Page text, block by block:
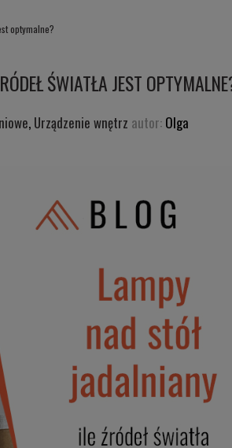
optymalne?
ŚWIATŁA JEST
, Urządzenie wnętrz autor: Olga